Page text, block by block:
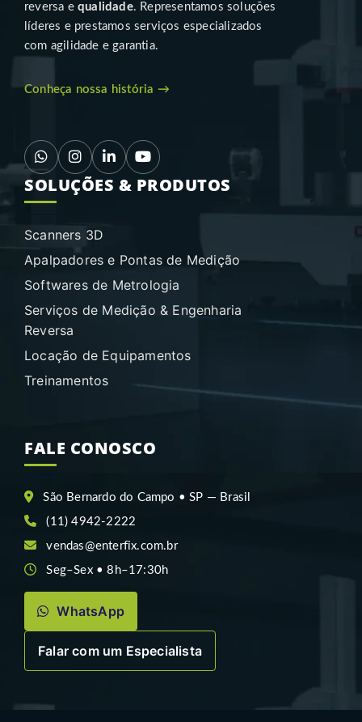
reversa e qualidade. Representamos soluções
líderes e prestamos serviços especializados
com agilidade e garantia.
Conheça nossa história →
SOLUÇÕES & PRODUTOS
Scanners 3D
Apalpadores e Pontas de Medição
Softwares de Metrologia
Serviços de Medição & Engenharia
Reversa
Locação de Equipamentos
Treinamentos
FALE CONOSCO
São Bernardo do Campo • SP — Brasil
(11) 4942-2222
vendas@enterfix.com.br
Seg–Sex • 8h–17:30h
WhatsApp
Falar com um Especialista